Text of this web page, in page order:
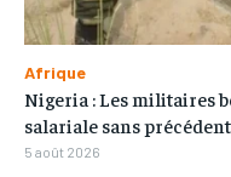
Afrique
Nigeria : Les militaires
salariale sans précédent
5 août 2026